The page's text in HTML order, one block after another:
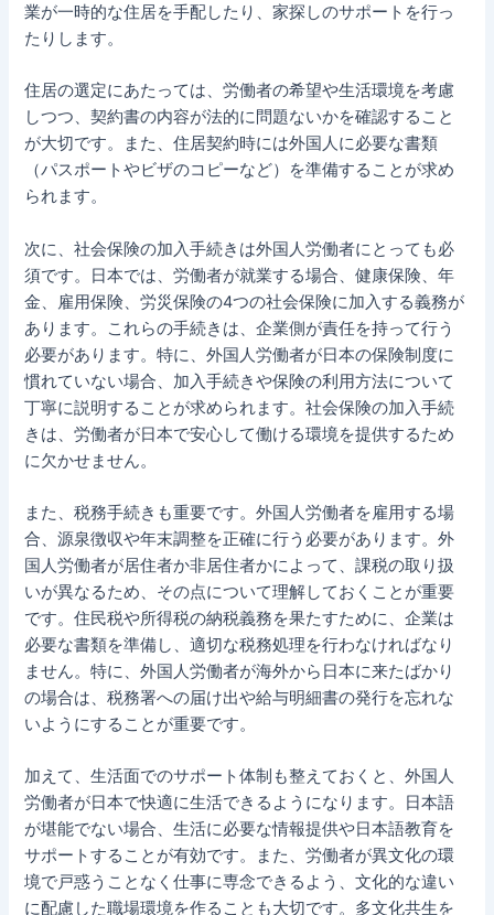
業が一時的な住居を手配したり、家探しのサポートを行っ
たりします。
住居の選定にあたっては、労働者の希望や生活環境を考慮
しつつ、契約書の内容が法的に問題ないかを確認すること
が大切です。また、住居契約時には外国人に必要な書類
（パスポートやビザのコピーなど）を準備することが求め
られます。
次に、社会保険の加入手続きは外国人労働者にとっても必
須です。日本では、労働者が就業する場合、健康保険、年
金、雇用保険、労災保険の4つの社会保険に加入する義務が
あります。これらの手続きは、企業側が責任を持って行う
必要があります。特に、外国人労働者が日本の保険制度に
慣れていない場合、加入手続きや保険の利用方法について
丁寧に説明することが求められます。社会保険の加入手続
きは、労働者が日本で安心して働ける環境を提供するため
に欠かせません。
また、税務手続きも重要です。外国人労働者を雇用する場
合、源泉徴収や年末調整を正確に行う必要があります。外
国人労働者が居住者か非居住者かによって、課税の取り扱
いが異なるため、その点について理解しておくことが重要
です。住民税や所得税の納税義務を果たすために、企業は
必要な書類を準備し、適切な税務処理を行わなければなり
ません。特に、外国人労働者が海外から日本に来たばかり
の場合は、税務署への届け出や給与明細書の発行を忘れな
いようにすることが重要です。
加えて、生活面でのサポート体制も整えておくと、外国人
労働者が日本で快適に生活できるようになります。日本語
が堪能でない場合、生活に必要な情報提供や日本語教育を
サポートすることが有効です。また、労働者が異文化の環
境で戸惑うことなく仕事に専念できるよう、文化的な違い
に配慮した職場環境を作ることも大切です。多文化共生を